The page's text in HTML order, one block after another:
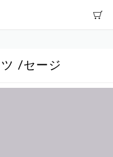
/セージ